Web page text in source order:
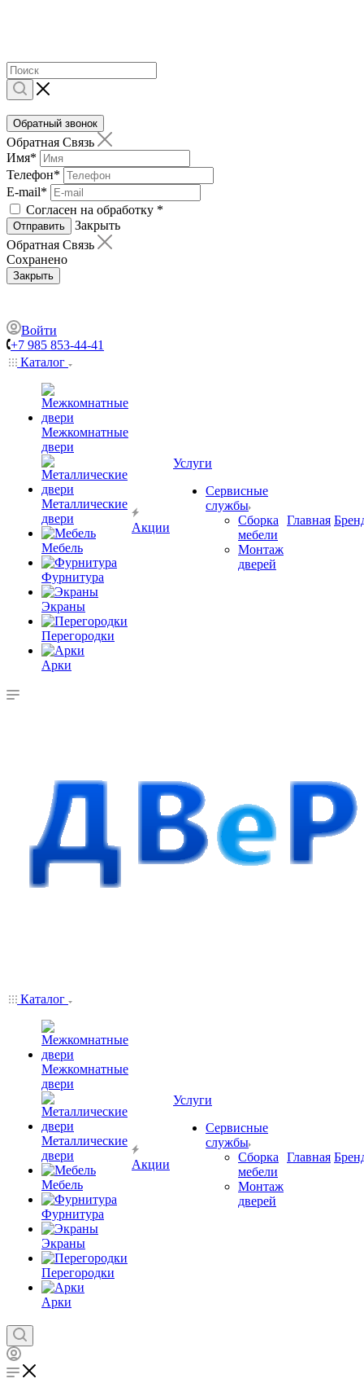
Обратный звонок
Обратная Связь
Имя*
Телефон*
E-mail*
Согласен на обработку *
Отправить
Закрыть
Обратная Связь
Сохранено
Закрыть
Войти
+7 985 853-44-41
Каталог
Межкомнатные
двери
Металлические
двери
Мебель
Фурнитура
Экраны
Перегородки
Арки
Акции
Услуги
Сервисные
службы
Сборка
мебели
Монтаж
дверей
Главная
Каталог
Межкомнатные
двери
Металлические
двери
Мебель
Фурнитура
Экраны
Перегородки
Арки
Акции
Услуги
Сервисные
службы
Сборка
мебели
Монтаж
дверей
Главная